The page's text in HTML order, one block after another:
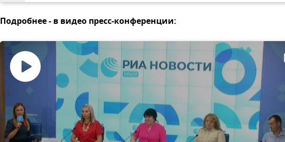
Подробнее - в видео пресс-конференции: